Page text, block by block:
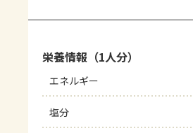
栄養情報（1人分）
エネルギー
塩分